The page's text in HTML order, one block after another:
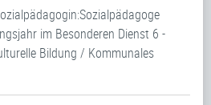
im Besonderen Dienst 6 -
Bildung / Kommunales